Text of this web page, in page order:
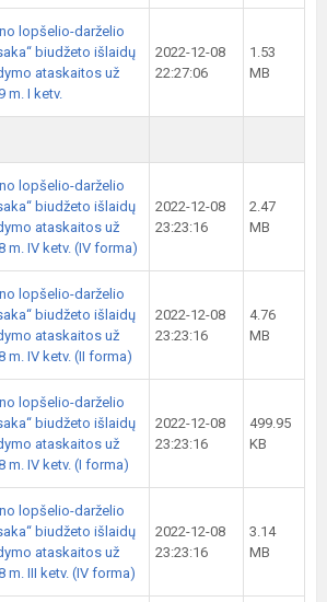
lopšelio-darželio
biudžeto išlaidų
ataskaitos už
m. I ketv.
2022-12-08
22:27:06
1.53
MB
lopšelio-darželio
biudžeto išlaidų
ataskaitos už
m. IV ketv. (IV forma)
2022-12-08
23:23:16
2.47
MB
lopšelio-darželio
biudžeto išlaidų
ataskaitos už
m. IV ketv. (II forma)
2022-12-08
23:23:16
4.76
MB
lopšelio-darželio
biudžeto išlaidų
ataskaitos už
m. IV ketv. (I forma)
2022-12-08
23:23:16
499.95
KB
lopšelio-darželio
biudžeto išlaidų
ataskaitos už
m. III ketv. (IV forma)
2022-12-08
23:23:16
3.14
MB